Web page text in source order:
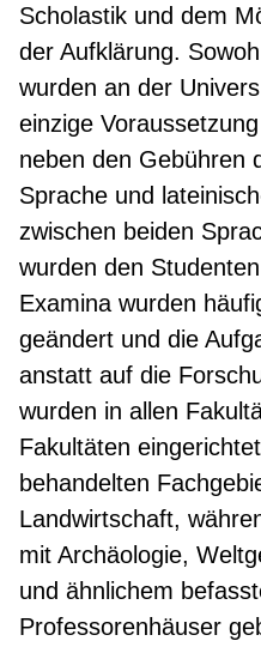
Scholastik und dem
der Aufklärung.
wurden an der
einzige
neben den Gebühren
Sprache und
zwischen beiden
wurden den
Examina wurden
geändert und die
anstatt auf die
wurden in allen
Fakultäten
behandelten
Landwirtschaft,
mit Archäologie,
und ähnlichem
Professorenhäuser